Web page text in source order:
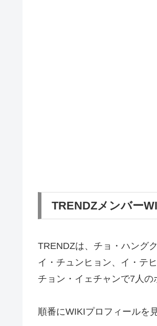
TRENDZメンバー
TRENDZは、チョ・ハング
イ・チュンヒョン、イ・テ
チョン・イェチャンで7人
順番にWIKIプロフィールを